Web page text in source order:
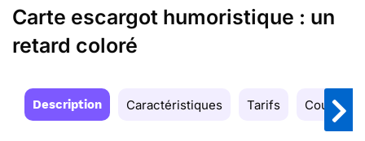
Carte escargot humoristique : un
retard coloré
Description Caractéristiques Tarifs Couleurs